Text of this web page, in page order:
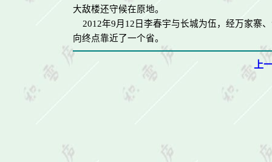
大敌楼还守候在原地。
2012年9月 12 日李春宇与长城为伍，经万家寨
向终点靠近了一个省。
上